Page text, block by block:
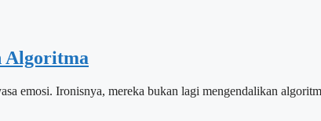
Algoritma
emosi. Ironisnya, mereka bukan lagi mengendalikan